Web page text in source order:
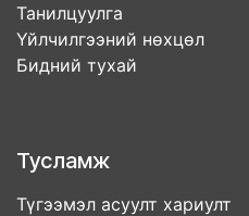
Танилцуулга
Үйлчилгээний нөхцөл
Бидний тухай
Тусламж
Түгээмэл асуулт